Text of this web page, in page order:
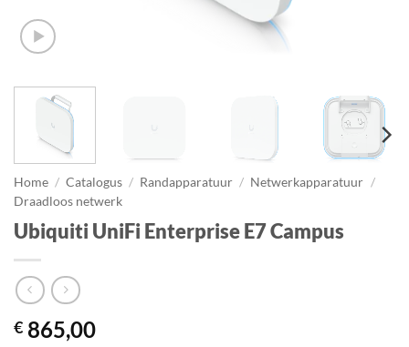
Home / Catalogus / Randapparatuur / Netwerkapparatuur /
Draadloos netwerk
Ubiquiti UniFi Enterprise E7 Campus
€ 865,00